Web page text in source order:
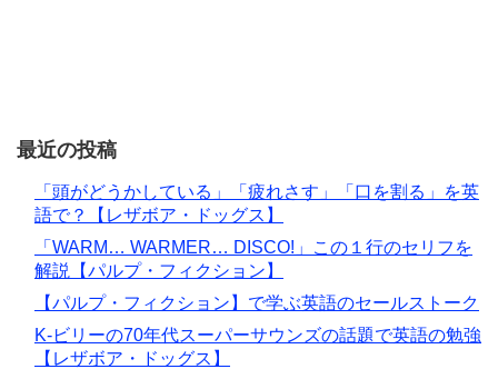
最近の投稿
「頭がどうかしている」「疲れさす」「口を割る」を英
語で？【レザボア・ドッグス】
「WARM… WARMER… DISCO!」この１行のセリフを
解説【パルプ・フィクション】
【パルプ・フィクション】で学ぶ英語のセールストーク
K-ビリーの70年代スーパーサウンズの話題で英語の勉強
【レザボア・ドッグス】